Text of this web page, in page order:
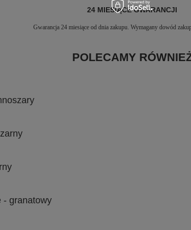
24 MIESIĄCE GWARANCJI
Gwarancja 24 miesiące od dnia zakupu. Wymagany dowód
POLECAMY
- granatowy